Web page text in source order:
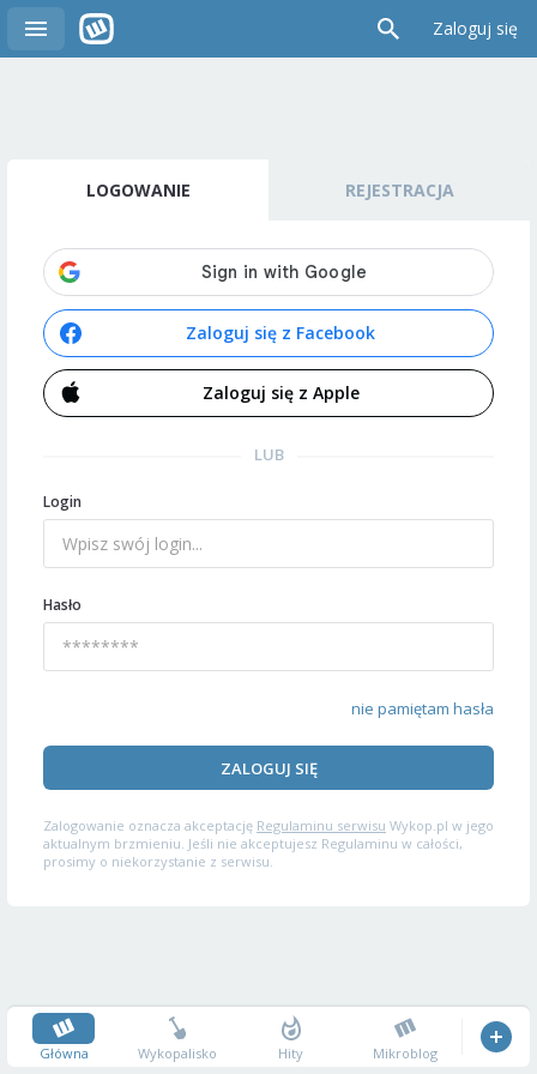
Zaloguj się
LOGOWANIE REJESTRACJA
Zaloguj się z Facebook
Zaloguj się z Apple
LUB
Login
Hasło
nie pamiętam hasła
ZALOGUJ SIĘ
Zalogowanie oznacza akceptację Regulaminu serwisu Wykop.pl w jego
aktualnym brzmieniu. Jeśli nie akceptujesz Regulaminu w całości,
prosimy o niekorzystanie z serwisu.
Główna Wykopalisko Hity Mikroblog